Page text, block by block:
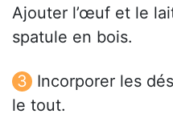
Ajouter l’œuf et le
spatule en bois.
Incorporer les
le tout.